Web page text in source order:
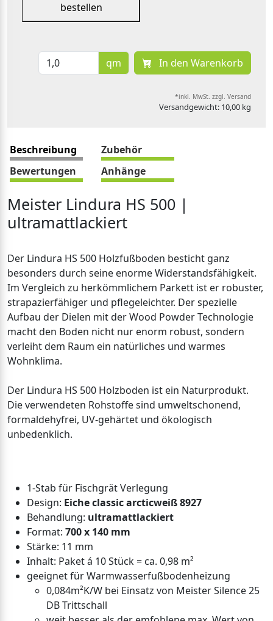
bestellen
qm In den Warenkorb
*inkl. MwSt. zzgl. Versand
Versandgewicht: 10,00 kg
Beschreibung
Zubehör
Bewertungen
Anhänge
Meister Lindura HS 500 |
ultramattlackiert
Der Lindura HS 500 Holzfußboden besticht ganz
besonders durch seine enorme Widerstandsfähigkeit.
Im Vergleich zu herkömmlichem Parkett ist er robuster,
strapazierfähiger und pflegeleichter. Der spezielle
Aufbau der Dielen mit der Wood Powder Technologie
macht den Boden nicht nur enorm robust, sondern
verleiht dem Raum ein natürliches und warmes
Wohnklima.
Der Lindura HS 500 Holzboden ist ein Naturprodukt.
Die verwendeten Rohstoffe sind umweltschonend,
formaldehyfrei, UV-gehärtet und ökologisch
unbedenklich.
1-Stab für Fischgrät Verlegung
Design: Eiche classic arcticweiß 8927
Behandlung: ultramattlackiert
Format: 700 x 140 mm
Stärke: 11 mm
Inhalt: Paket á 10 Stück = ca. 0,98 m²
geeignet für Warmwasserfußbodenheizung
0,084m²K/W bei Einsatz von Meister Silence 25
DB Trittschall